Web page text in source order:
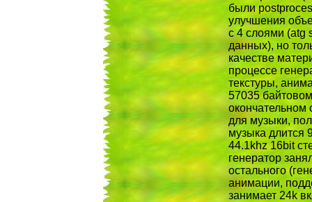
были
улучшения
с 4 слоями (atg
данных), но
качестве
процессе
текстуры,
57035
окончательном
для музыки,
музыка длится
44.1khz 16bit
генератор
остального
анимации,
занимает 24k